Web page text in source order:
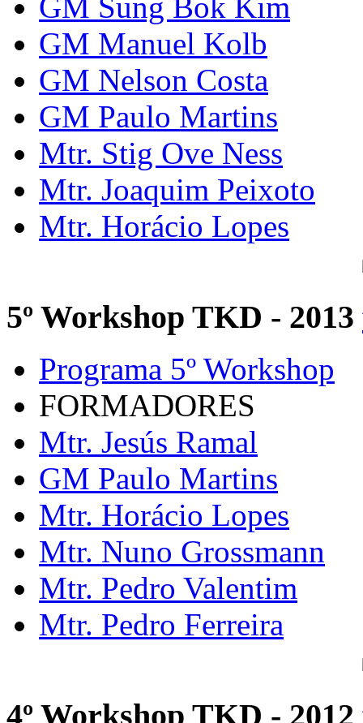
GM Manuel Kolb
GM Nelson Costa
GM Paulo Martins
Mtr. Stig Ove Ness
Mtr. Joaquim Peixoto
Mtr. Horácio Lopes
5º Workshop TKD - 2013
Programa 5º Workshop
FORMADORES
Mtr. Jesús Ramal
GM Paulo Martins
Mtr. Horácio Lopes
Mtr. Nuno Grossmann
Mtr. Pedro Valentim
Mtr. Pedro Ferreira
4º Workshop TKD - 2012